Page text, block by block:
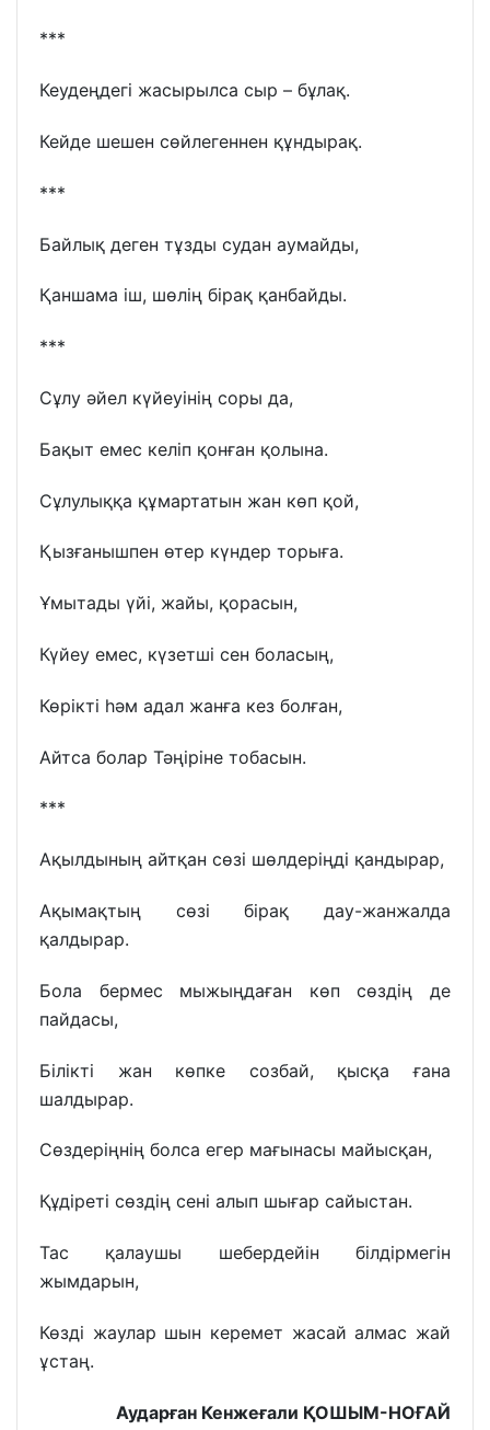
***
Кеудеңдегі жасырылса сыр – бұлақ.
Кейде шешен сөйлегеннен құндырақ.
***
Байлық деген тұзды судан аумайды,
Қаншама іш, шөлің бірақ қанбайды.
***
Сұлу әйел күйеуінің соры да,
Бақыт емес келіп қонған қолына.
Сұлулыққа құмартатын жан көп қой,
Қызғанышпен өтер күндер торыға.
Ұмытады үйі, жайы, қорасын,
Күйеу емес, күзетші сен боласың,
Көрікті һәм адал жанға кез болған,
Айтса болар Тәңіріне тобасын.
***
Ақылдының айтқан сөзі шөлдеріңді қандырар,
Ақымақтың сөзі бірақ дау-жанжалда
қалдырар.
Бола бермес мыжыңдаған көп сөздің де
пайдасы,
Білікті жан көпке созбай, қысқа ғана
шалдырар.
Сөздеріңнің болса егер мағынасы майысқан,
Құдіреті сөздің сені алып шығар сайыстан.
Тас қалаушы шебердейін білдірмегін
жымдарын,
Көзді жаулар шын керемет жасай алмас жай
ұстаң.
Аударған Кенжеғали ҚОШЫМ-НОҒАЙ